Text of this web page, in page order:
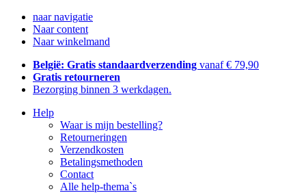
naar navigatie
Naar content
Naar winkelmand
België: Gratis standaardverzending vanaf € 79,90
Gratis retourneren
Bezorging binnen 3 werkdagen.
Help
Waar is mijn bestelling?
Retourneringen
Verzendkosten
Betalingsmethoden
Contact
Alle help-thema`s